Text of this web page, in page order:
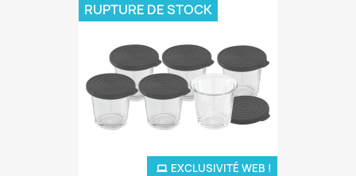
EXCLUSIVITÉ WEB !
RUPTURE DE STOCK